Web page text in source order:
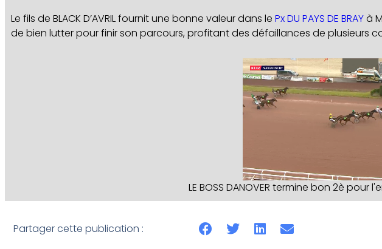
Le fils de BLACK D’AVRIL fournit une bonne valeur dans le Px DU PAYS DE BRAYà
de bien lutter pour finir son parcours, profitant des défaillances de plusieurs
LE BOSS DANOVER termine bon 2è pour
Partager cette publication :